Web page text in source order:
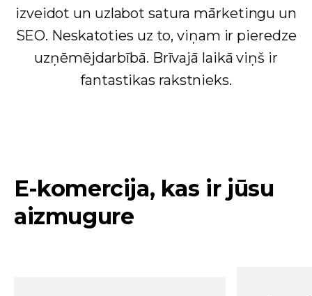
izveidot un uzlabot satura mārketingu un
SEO. Neskatoties uz to, viņam ir pieredze
uzņēmējdarbībā. Brīvajā laikā viņš ir
fantastikas rakstnieks.
E-komercija, kas ir jūsu
aizmugure